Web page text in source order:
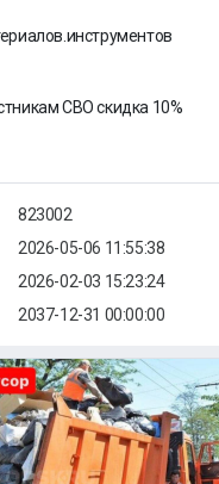
СВО скидка 10%
823002
2026-05-06 11:55:38
2026-02-03 15:23:24
2037-12-31 00:00:00